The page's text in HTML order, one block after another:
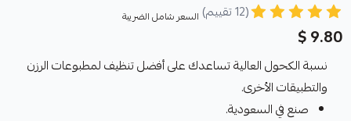
(12 تقييم) السعر شامل الضريبة
9.80 $
نسبة الكحول العالية تساعدك على أفضل تنظيف لمطبوعات الرزن
والتطبيقات الأخرى.
صنع في السعودية.